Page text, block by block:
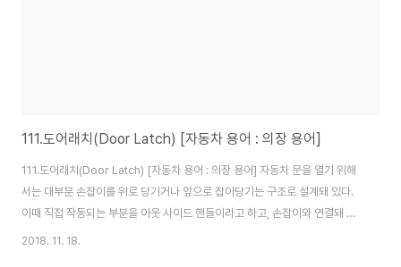
111.도어래치(Door Latch) [자동차 용어 : 의장 용어]
111.도어래치(Door Latch) [자동차 용어 : 의장 용어] 자동차 문을 열기 위해
서는 대부분 손잡이를 위로 당기거나 앞으로 잡아당기는 구조로 설계돼 있다.
이때 직접 작동되는 부분을 아웃 사이드 핸들이라고 하고, 손잡이와 연결돼 여
닫는 힘을 도와주는 부품뭉치를 도어래치라고 한다. 자동차 도어래치는 반대편
2018. 11. 18.